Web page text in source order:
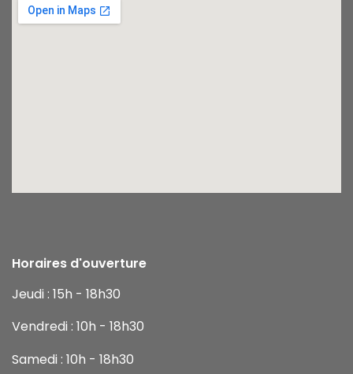
Horaires d'ouverture
Jeudi : 15h - 18h30
Vendredi : 10h - 18h30
Samedi : 10h - 18h30